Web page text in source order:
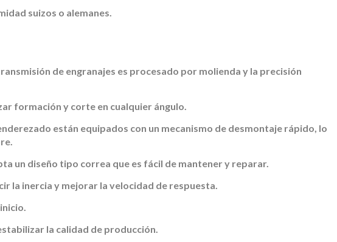
suizos o alemanes.
de engranajes es procesado por molienda y la precisión
formación y corte en cualquier ángulo.
están equipados con un mecanismo de desmontaje rápido, lo
un diseño tipo correa que es fácil de mantener y reparar.
la inercia y mejorar la velocidad de respuesta.
la calidad de producción.